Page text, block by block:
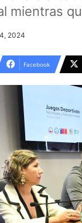
mientras
2024
Facebook